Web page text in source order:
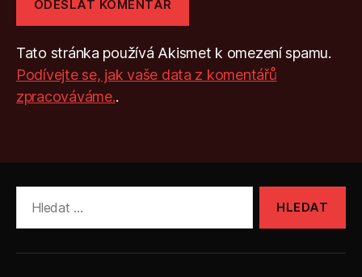
Tato stránka používá Akismet k omezení spamu.
Podívejte se, jak vaše data z komentářů
zpracováváme..
vyhledávání: